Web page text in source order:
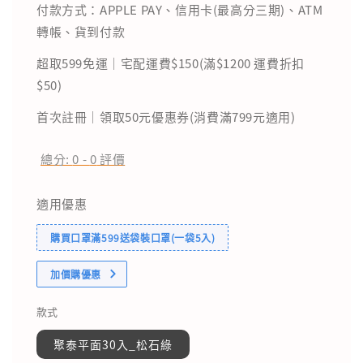
付款方式：APPLE PAY、信用卡(最高分三期)、ATM
轉帳、貨到付款
超取599免運｜宅配運費$150(滿$1200 運費折扣
$50)
首次註冊｜領取50元優惠券(消費滿799元適用)
總分:0 -0評價
適用優惠
購買口罩滿599送袋裝口罩(一袋5入)
加價購優惠
款式
聚泰平面30入_松石綠